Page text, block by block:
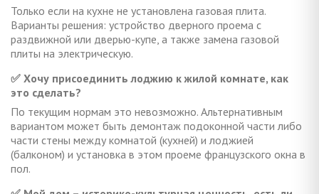
Только если на кухне не установлена газовая плита.
Варианты решения: устройство дверного проема с
раздвижной или дверью-купе, а также замена газовой
плиты на электрическую.
✅ Хочу присоединить лоджию к жилой комнате, как
это сделать?
По текущим нормам это невозможно. Альтернативным
вариантом может быть демонтаж подоконной части либо
части стены между комнатой (кухней) и лоджией
(балконом) и установка в этом проеме французского окна в
пол.